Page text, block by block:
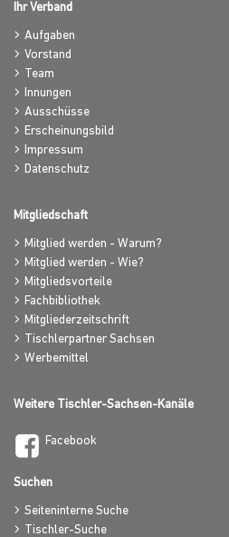
Ihr Verband
Aufgaben
Vorstand
Team
Innungen
Ausschüsse
Erscheinungsbild
Impressum
Datenschutz
Mitgliedschaft
Mitglied werden - Warum?
Mitglied werden - Wie?
Mitgliedsvorteile
Fachbibliothek
Mitgliederzeitschrift
Tischlerpartner Sachsen
Werbemittel
Weitere Tischler-Sachsen-Kanäle
Facebook
Suchen
Seiteninterne Suche
Tischler-Suche